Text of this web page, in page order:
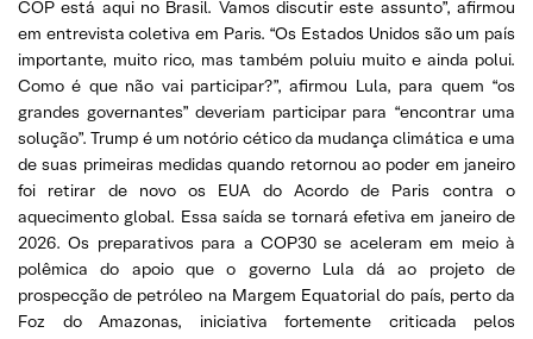
COP está aqui no Brasil. Vamos discutir este assunto”, afirmou
em entrevista coletiva em Paris. “Os Estados Unidos são um país
importante, muito rico, mas também poluiu muito e ainda polui.
Como é que não vai participar?”, afirmou Lula, para quem “os
grandes governantes” deveriam participar para “encontrar uma
solução”. Trump é um notório cético da mudança climática e uma
de suas primeiras medidas quando retornou ao poder em janeiro
foi retirar de novo os EUA do Acordo de Paris contra o
aquecimento global. Essa saída se tornará efetiva em janeiro de
2026. Os preparativos para a COP30 se aceleram em meio à
polêmica do apoio que o governo Lula dá ao projeto de
prospecção de petróleo na Margem Equatorial do país, perto da
Foz do Amazonas, iniciativa fortemente criticada pelos